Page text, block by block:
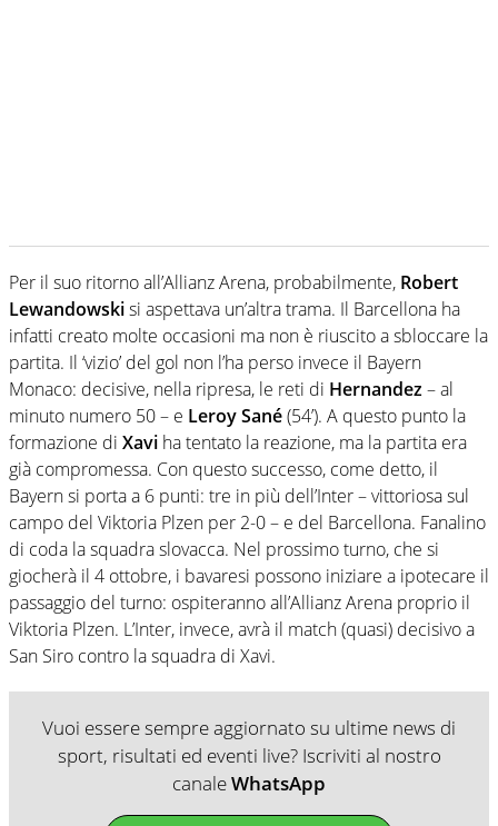
Per il suo ritorno all’Allianz Arena, probabilmente, Robert
Lewandowskisi aspettava un’altra trama. Il Barcellona ha
infatti creato molte occasioni ma non è riuscito a sbloccare la
partita. Il ‘vizio’ del gol non l’ha perso invece il Bayern
Monaco: decisive, nella ripresa, le reti di Hernandez– al
minuto numero 50 – e Leroy Sané(54’). A questo punto la
formazione di Xavi ha tentato la reazione, ma la partita era
già compromessa. Con questo successo, come detto, il
Bayern si porta a 6 punti: tre in più dell’Inter – vittoriosa sul
campo del Viktoria Plzen per 2-0 – e del Barcellona. Fanalino
di coda la squadra slovacca. Nel prossimo turno, che si
giocherà il 4 ottobre, i bavaresi possono iniziare a ipotecare il
passaggio del turno: ospiteranno all’Allianz Arena proprio il
Viktoria Plzen. L’Inter, invece, avrà il match (quasi) decisivo a
San Siro contro la squadra di Xavi.
Vuoi essere sempre aggiornato su ultime news di
sport, risultati ed eventi live? Iscriviti al nostro
canaleWhatsApp